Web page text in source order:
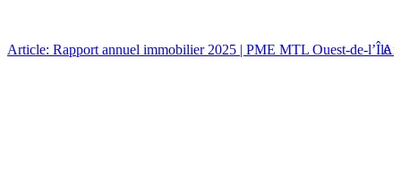
Article: Rapport annuel immobilier 2025 | PME MTL Ouest-de-l’Île